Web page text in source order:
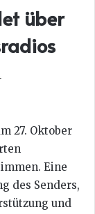
über
27. Oktober
Eine
des Senders,
und